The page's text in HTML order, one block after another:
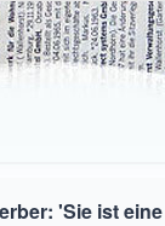
'Sie ist